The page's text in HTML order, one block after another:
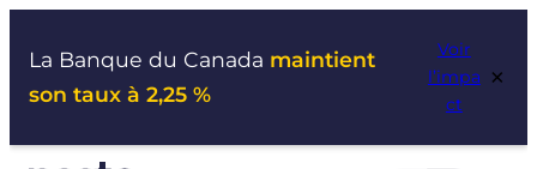
La Banque du Canada maintient
son taux à 2,25 %
Voir
l’impa
ct
×